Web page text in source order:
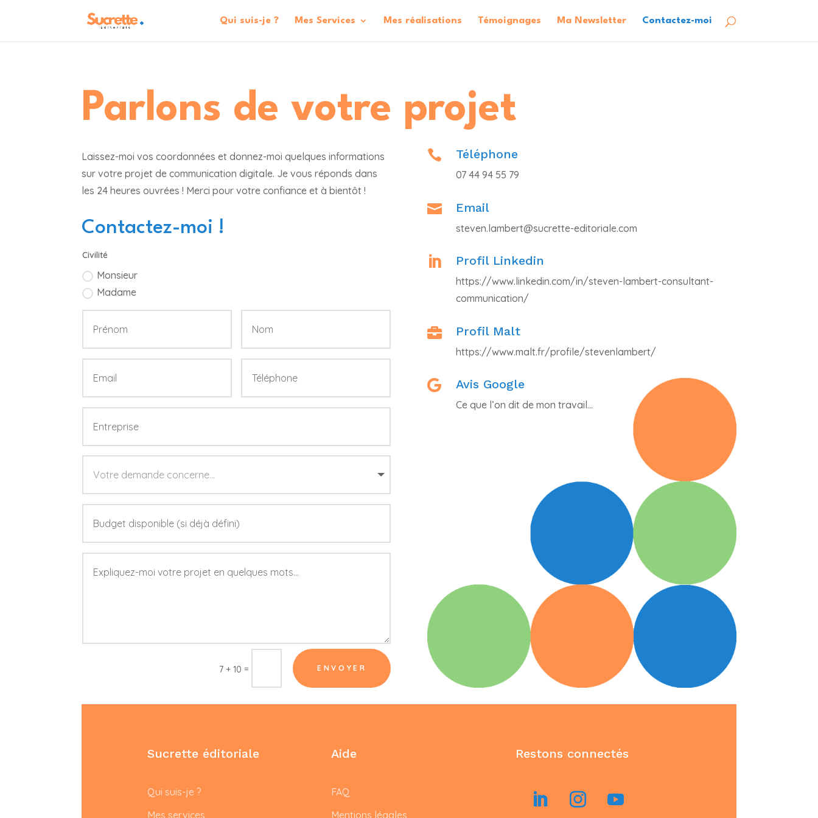
Qui suis-je ? Mes Services Mes réalisations Témoignages Ma Newsletter Contactez-moi
Parlons de votre projet
Laissez-moi vos coordonnées et donnez-moi quelques informations
sur votre projet de communication digitale. Je vous réponds dans
les 24 heures ouvrées ! Merci pour votre confiance et à bientôt !
Contactez-moi !
Civilité
Monsieur
Madame
7 + 10 = ENVOYER
 Téléphone
07 44 94 55 79
 Email
steven.lambert@sucrette-editoriale.com
 Profil Linkedin
https://www.linkedin.com/in/steven-lambert-consultant-
communication/
 Profil Malt
https://www.malt.fr/profile/stevenlambert/
 Avis Google
Ce que l’on dit de mon travail…
Sucrette éditoriale
Qui suis-je ?
Mes services
Aide
FAQ
Mentions légales
Restons connectés